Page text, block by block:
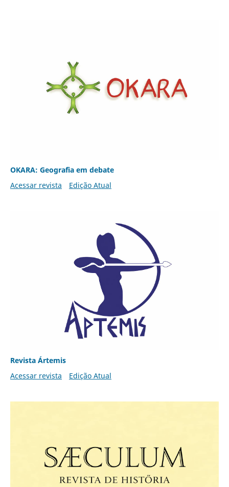
OKARA: Geografia em debate
Acessar revista
Edição Atual
Revista Ártemis
Acessar revista
Edição Atual